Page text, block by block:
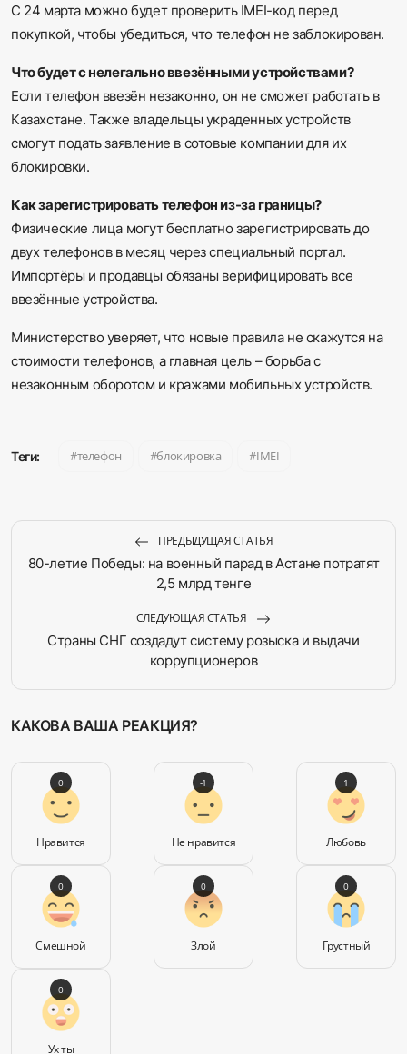
С 24 марта можно будет проверить IMEI-код перед
покупкой, чтобы убедиться, что телефон не заблокирован.
Что будет с нелегально ввезёнными устройствами?
Если телефон ввезён незаконно, он не сможет работать в
Казахстане. Также владельцы украденных устройств
смогут подать заявление в сотовые компании для их
блокировки.
Как зарегистрировать телефон из-за границы?
Физические лица могут бесплатно зарегистрировать до
двух телефонов в месяц через специальный портал.
Импортёры и продавцы обязаны верифицировать все
ввезённые устройства.
Министерство уверяет, что новые правила не скажутся на
стоимости телефонов, а главная цель – борьба с
незаконным оборотом и кражами мобильных устройств.
Теги: телефон блокировка IMEI
ПРЕДЫДУЩАЯ СТАТЬЯ
80-летие Победы: на военный парад в Астане потратят
2,5 млрд тенге
СЛЕДУЮЩАЯ СТАТЬЯ
Страны СНГ создадут систему розыска и выдачи
коррупционеров
КАКОВА ВАША РЕАКЦИЯ?
Нравится
0
Не нравится
-1
Любовь
1
Смешной
0
Злой
0
Грустный
0
Ух ты
0